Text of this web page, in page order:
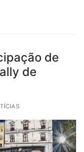
de
de